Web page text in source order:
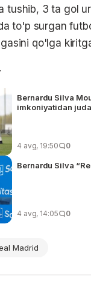
tushib, 3 ta gol
to'p surgan
qo'lga
Bernardu Silva
imkoniyatidan
4 avg, 19:50 0
Bernardu Silva
4 avg, 14:05 0
Madrid